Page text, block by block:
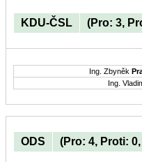
KDU-ČSL (Pro: 3,
Ing. Zbyněk
Ing.
ODS (Pro: 4, Proti: